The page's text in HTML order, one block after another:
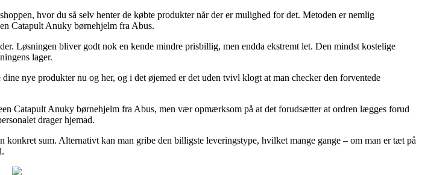
hvor du så selv henter de købte produkter når der er mulighed for det. Metoden er nemlig
Catapult Anuky børnehjelm fra Abus.
Løsningen bliver godt nok en kende mindre prisbillig, men endda ekstremt let. Den mindst kostelige
lager.
nye produkter nu og her, og i det øjemed er det uden tvivl klogt at man checker den forventede
Catapult Anuky børnehjelm fra Abus, men vær opmærksom på at det forudsætter at ordren lægges forud
drager hjemad.
sum. Alternativt kan man gribe den billigste leveringstype, hvilket mange gange – om man er tæt på